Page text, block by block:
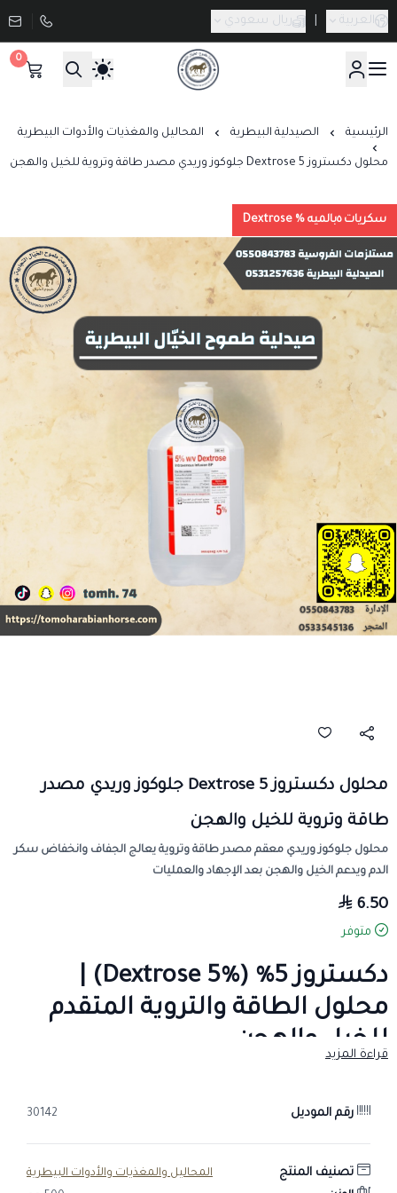
العربية ريال سعودي
صيدلية طموح الخيال البيطرية
0
الرئيسية الصيدلية البيطرية المحاليل والمغذيات والأدوات البيطرية
محلول دكستروز 5 Dextrose جلوكوز وريدي مصدر طاقة وتروية للخيل والهجن
سكريات ٥بالميه % Dextrose
محلول دكستروز 5 Dextrose جلوكوز وريدي مصدر
طاقة وتروية للخيل والهجن
محلول جلوكوز وريدي معقم مصدر طاقة وتروية يعالج الجفاف وانخفاض سكر
الدم ويدعم الخيل والهجن بعد الإجهاد والعمليات
6.50
متوفر
دكستروز 5% (Dextrose 5%) |
محلول الطاقة والتروية المتقدم
للخيل والهجن
الثمينة.
للطاقة
قراءة المزيد
رقم الموديل 30142
تصنيف المنتج المحاليل والمغذيات والأدوات البيطرية